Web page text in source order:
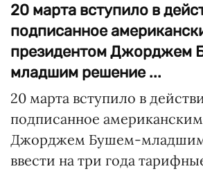
20 марта вступило в
подписанное
президентом Джорджем
младшим решение ...
20 марта вступило в
подписанное
Джорджем Бушем-
ввести на три года